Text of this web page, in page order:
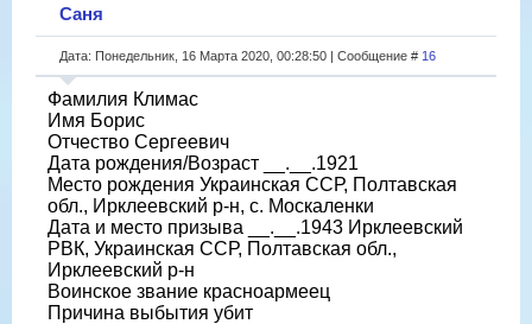
Саня
Дата: Понедельник, 16 Марта 2020, 00:28:50 | Сообщение # 16
Фамилия Климас
Имя Борис
Отчество Сергеевич
Дата рождения/Возраст __.__.1921
Место рождения Украинская ССР, Полтавская
обл., Ирклеевский р-н, с. Москаленки
Дата и место призыва __.__.1943 Ирклеевский
РВК, Украинская ССР, Полтавская обл.,
Ирклеевский р-н
Воинское звание красноармеец
Причина выбытия убит